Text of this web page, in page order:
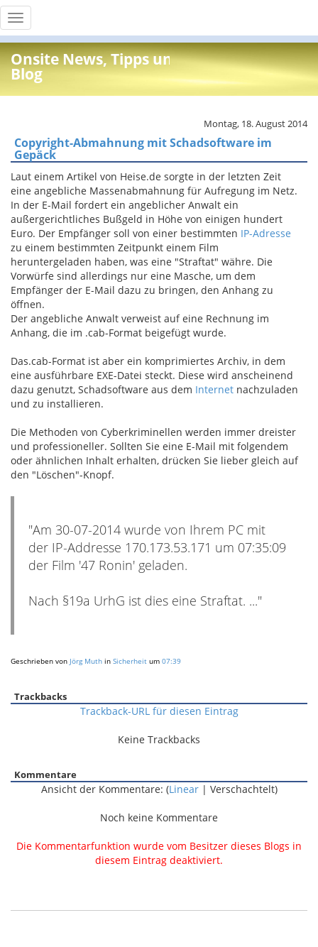
Toggle
navigation
Onsite News, Tipps und Info
Blog
Montag, 18. August 2014
Copyright-Abmahnung mit Schadsoftware im
Gepäck
Laut einem Artikel von Heise.de sorgte in der letzten Zeit
eine angebliche Massenabmahnung für Aufregung im Netz.
In der E-Mail fordert ein angeblicher Anwalt ein
außergerichtliches Bußgeld in Höhe von einigen hundert
Euro. Der Empfänger soll von einer bestimmten IP-Adresse
zu einem bestimmten Zeitpunkt einem Film
heruntergeladen haben, was eine "Straftat" währe. Die
Vorwürfe sind allerdings nur eine Masche, um dem
Empfänger der E-Mail dazu zu bringen, den Anhang zu
öffnen.
Der angebliche Anwalt verweist auf eine Rechnung im
Anhang, die im .cab-Format beigefügt wurde.
Das.cab-Format ist aber ein komprimiertes Archiv, in dem
eine ausführbare EXE-Datei steckt. Diese wird anscheinend
dazu genutzt, Schadsoftware aus dem Internet nachzuladen
und zu installieren.
Die Methoden von Cyberkriminellen werden immer dreister
und professioneller. Sollten Sie eine E-Mail mit folgendem
oder ähnlichen Inhalt erhalten, drücken Sie lieber gleich auf
den "Löschen"-Knopf.
"Am 30-07-2014 wurde von Ihrem PC mit
der IP-Addresse 170.173.53.171 um 07:35:09
der Film '47 Ronin' geladen.
Nach §19a UrhG ist dies eine Straftat. ..."
Geschrieben von Jörg Muth in Sicherheit um 07:39
Trackbacks
Trackback-URL für diesen Eintrag
Keine Trackbacks
Kommentare
Ansicht der Kommentare: (Linear| Verschachtelt)
Noch keine Kommentare
Die Kommentarfunktion wurde vom Besitzer dieses Blogs in
diesem Eintrag deaktiviert.